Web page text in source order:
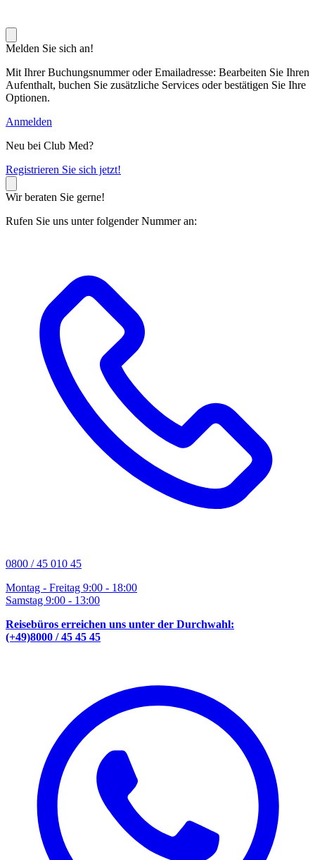
Melden Sie sich an!
Mit Ihrer Buchungsnummer oder Emailadresse: Bearbeiten Sie Ihren
Aufenthalt, buchen Sie zusätzliche Services oder bestätigen Sie Ihre
Optionen.
Anmelden
Neu bei Club Med?
Registrieren Sie sich jetzt!
Wir beraten Sie gerne!
Rufen Sie uns unter folgender Nummer an:
0800 / 45 010 45
Montag - Freitag 9:00 - 18:00
Samstag 9:00 - 13:00
Reisebüros erreichen uns unter der Durchwahl:
(+49)8000 / 45 45 45